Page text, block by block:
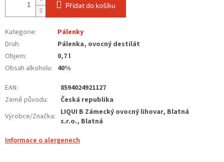
Přidat do košíku
Kategorie:
Pálenky
Druh:
Pálenka, ovocný destilát
Objem:
0,7 l
Obsah alkoholu: 40%
EAN:
8594024921127
Země původu:
Česká republika
Výrobce/Značka: LIQUI B Zámecký ovocný lihovar, Blatná
s.r.o., Blatná
Informace o alergenech